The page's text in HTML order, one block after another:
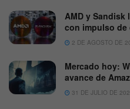
AMD y
con impulso de
2 DE AGOSTO DE
Mercado hoy:
avance de
31 DE JULIO DE